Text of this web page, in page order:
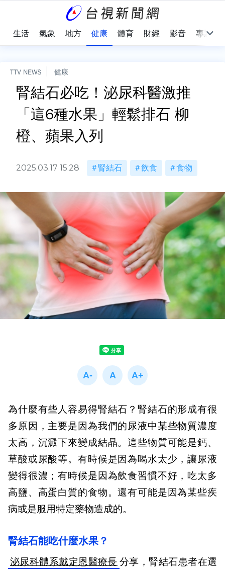
生活 氣象 地方 健康 體育 財經 影音 專題
TTV NEWS 健康
腎結石必吃！泌尿科醫激推
「這6種水果」輕鬆排石 柳
橙、蘋果入列
2025.03.17 15:28 腎結石 飲食 食物
為什麼有些人容易得腎結石？腎結石的形成有很
多原因，主要是因為我們的尿液中某些物質濃度
太高，沉澱下來變成結晶。這些物質可能是鈣、
草酸或尿酸等。有時候是因為喝水太少，讓尿液
變得很濃；有時候是因為飲食習慣不好，吃太多
高鹽、高蛋白質的食物。還有可能是因為某些疾
病或是服用特定藥物造成的。
腎結石能吃什麼水果？
泌尿科體系戴定恩醫療長 分享，腎結石患者在選